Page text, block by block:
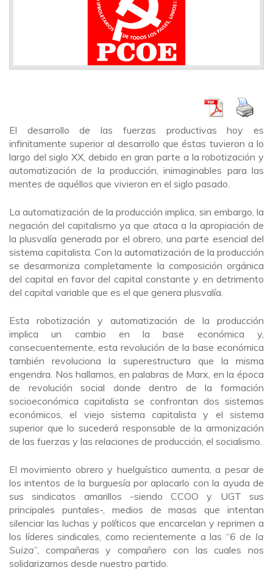
El desarrollo de las fuerzas productivas hoy es
infinitamente superior al desarrollo que éstas tuvieron a lo
largo del siglo XX, debido en gran parte a la robotización y
automatización de la producción, inimaginables para las
mentes de aquéllos que vivieron en el siglo pasado.
La automatización de la producción implica, sin embargo, la
negación del capitalismo ya que ataca a la apropiación de
la plusvalía generada por el obrero, una parte esencial del
sistema capitalista. Con la automatización de la producción
se desarmoniza completamente la composición orgánica
del capital en favor del capital constante y en detrimento
del capital variable que es el que genera plusvalía.
Esta robotización y automatización de la producción
implica un cambio en la base económica y,
consecuentemente, esta revolución de la base económica
también revoluciona la superestructura que la misma
engendra. Nos hallamos, en palabras de Marx, en la época
de revolución social donde dentro de la formación
socioeconómica capitalista se confrontan dos sistemas
económicos, el viejo sistema capitalista y el sistema
superior que lo sucederá responsable de la armonización
de las fuerzas y las relaciones de producción, el socialismo.
El movimiento obrero y huelguístico aumenta, a pesar de
los intentos de la burguesía por aplacarlo con la ayuda de
sus sindicatos amarillos -siendo CCOO y UGT sus
principales puntales-, medios de masas que intentan
silenciar las luchas y políticos que encarcelan y reprimen a
los líderes sindicales, como recientemente a las “6 de la
Suiza”, compañeras y compañero con las cuales nos
solidarizamos desde nuestro partido.